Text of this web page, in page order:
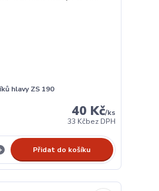
hlavy ZS 190
40 Kč/ks
33 Kčbez DPH
Přidat do košíku